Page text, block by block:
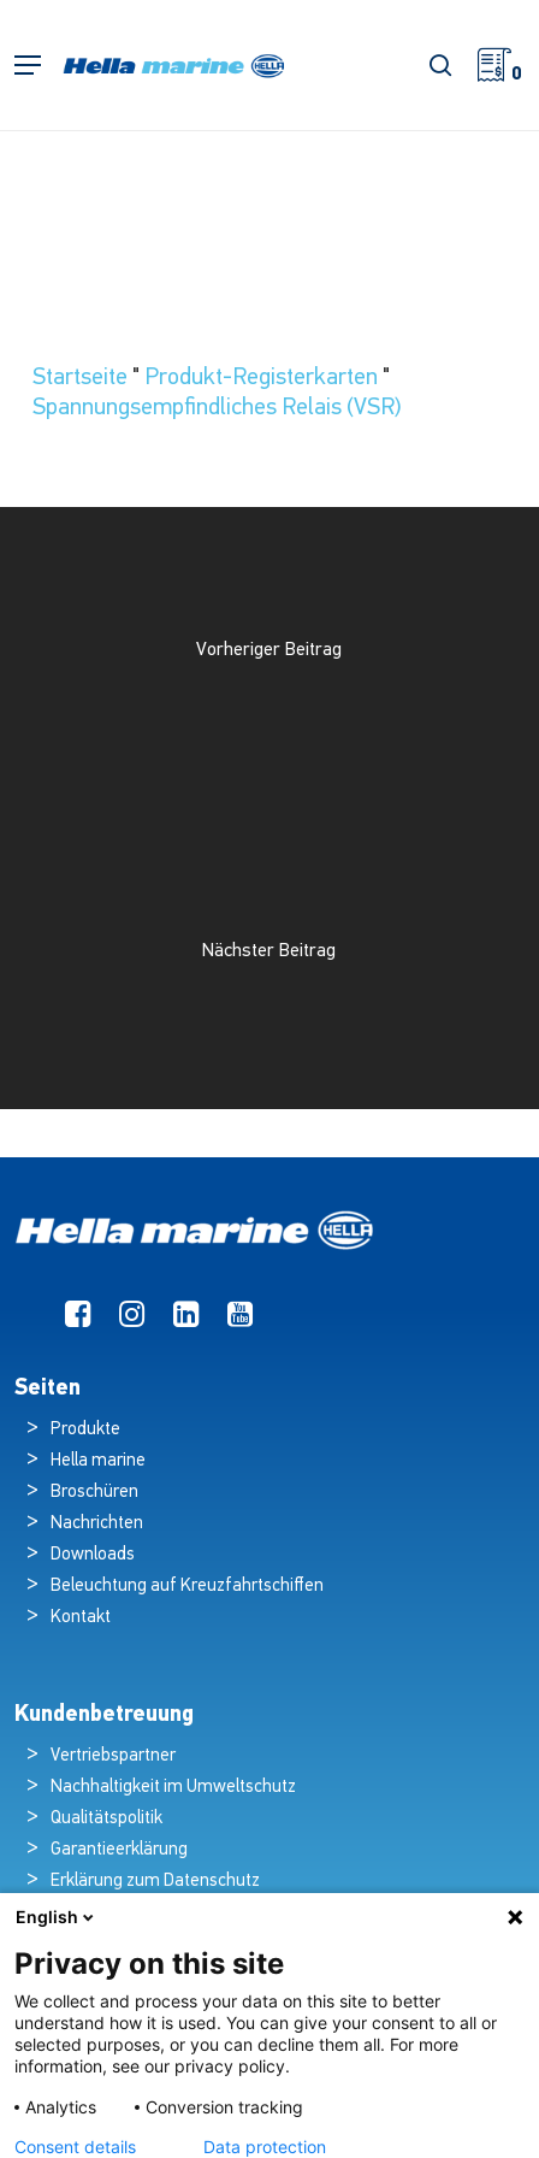
springen
Menü Suche
0
Startseite " Produkt-Registerkarten "
Spannungsempfindliches Relais (VSR)
Vorheriger Beitrag
Nächster Beitrag
Seiten
Produkte
Hella marine
Broschüren
Nachrichten
Downloads
Beleuchtung auf Kreuzfahrtschiffen
Kontakt
Kundenbetreuung
Vertriebspartner
Nachhaltigkeit im Umweltschutz
Qualitätspolitik
Garantieerklärung
Erklärung zum Datenschutz
Rechtlicher Hinweis
Pioniere in nautischer Brillanz und Innovation
Seit über 100 Jahren entwickeln und liefern wir mit
Leidenschaft innovative Beleuchtungslösungen für alle
Bereiche der maritimen Industrie.
English
Privacy on this site
We collect and process your data on this site to better
understand how it is used. You can give your consent to all or
selected purposes, or you can decline them all. For more
information, see our privacy policy.
Analytics
Conversion tracking
Consent details
Data protection